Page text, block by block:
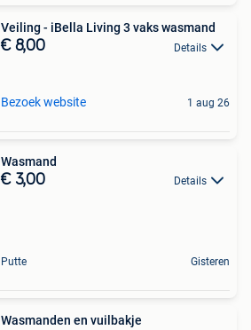
Veiling - iBella Living 3 vaks wasmand
€ 8,00 Details
Bezoek website 1 aug 26
Wasmand
€ 3,00 Details
Putte Gisteren
Wasmanden en vuilbakje